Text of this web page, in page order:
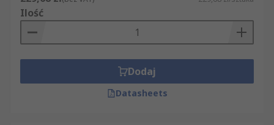
Ilość
Dodaj
Datasheets